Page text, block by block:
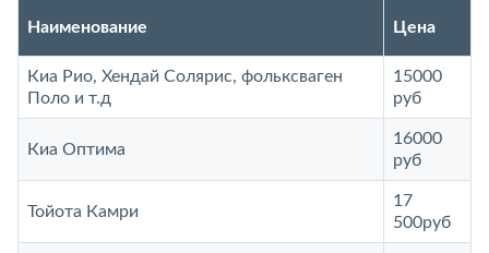
Наименование Цена
Киа Рио, Хендай Солярис, фольксваген
Поло и т.д
15000
руб
Киа Оптима
16000
руб
Тойота Камри
17
500руб